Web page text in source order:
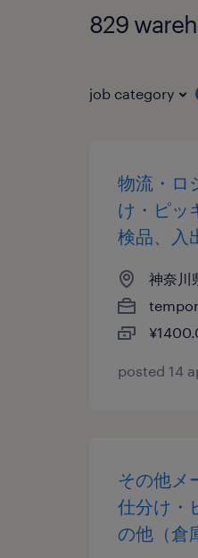
829
job category
物流・ロ
け・ピッ
検品、入
神奈川
posted 14
その他メ
仕分け・
の他（倉